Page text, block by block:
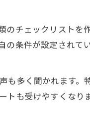
のチェックリストを
の条件が設定されて
も多く聞かれます。
も受けやすくなりま